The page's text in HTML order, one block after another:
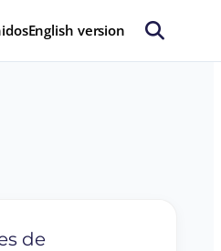
English version
de